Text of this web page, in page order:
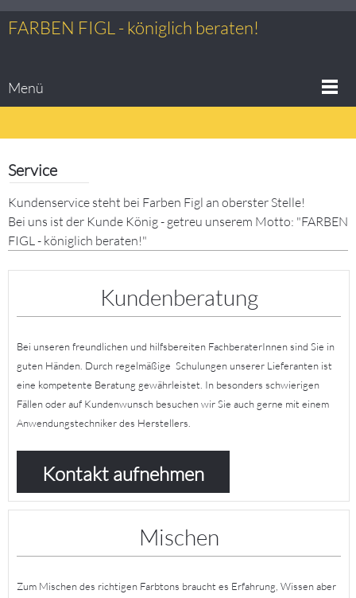
FARBEN FIGL - königlich beraten!
Menü
Service
Kundenservice steht bei Farben Figl an oberster Stelle!
Bei uns ist der Kunde König - getreu unserem Motto: "FARBEN
FIGL - königlich beraten!"
Kundenberatung
Bei unseren freundlichen und hilfsbereiten FachberaterInnen sind Sie in
guten Händen. Durch regelmäßige Schulungen unserer Lieferanten ist
eine kompetente Beratung gewährleistet. In besonders schwierigen
Fällen oder auf Kundenwunsch besuchen wir Sie auch gerne mit einem
Anwendungstechniker des Herstellers.
Kontakt aufnehmen
Mischen
Zum Mischen des richtigen Farbtons braucht es Erfahrung, Wissen aber